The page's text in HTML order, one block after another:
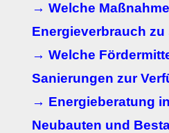
→ Welche
Energieverbrauch zu
→ Welche
Sanierungen zur
→ Energieberatung
Neubauten und